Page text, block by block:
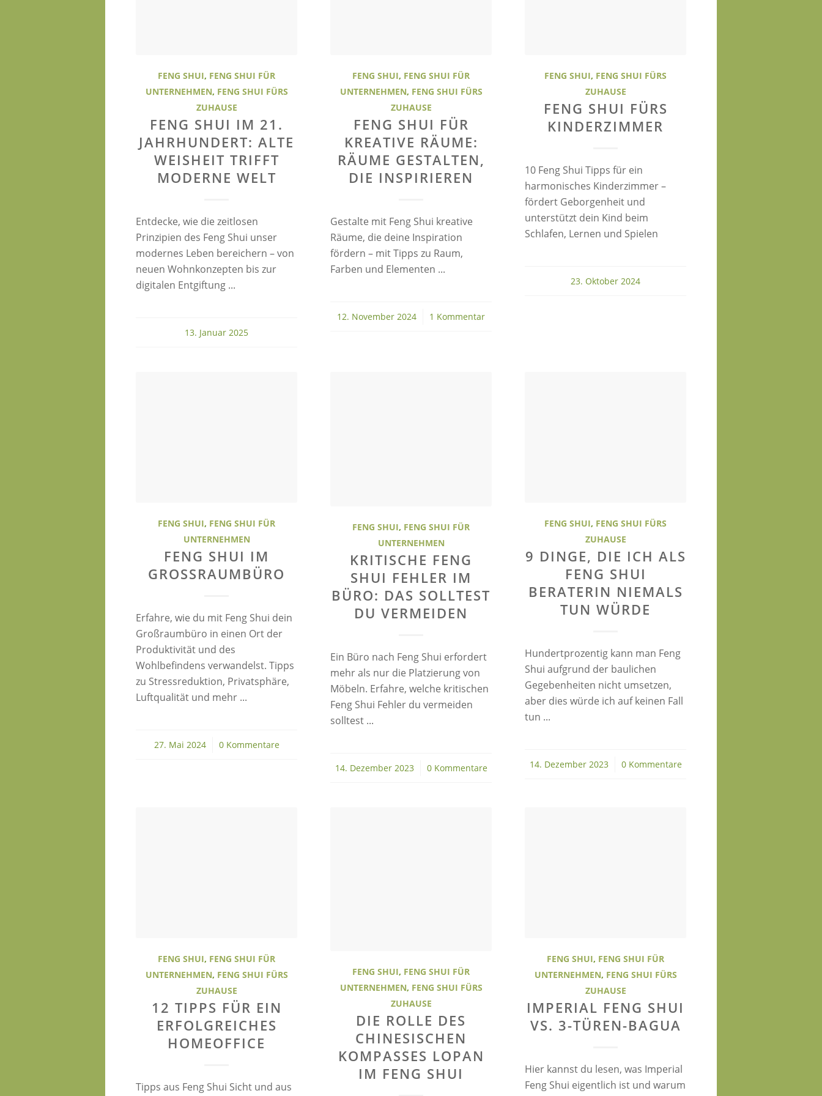
FENG SHUI, FENG SHUI FÜR
UNTERNEHMEN, FENG SHUI FÜRS
ZUHAUSE
FENG SHUI IM 21.
JAHRHUNDERT: ALTE
WEISHEIT TRIFFT
MODERNE WELT
Entdecke, wie die zeitlosen
Prinzipien des Feng Shui unser
modernes Leben bereichern – von
neuen Wohnkonzepten bis zur
digitalen Entgiftung ...
13. Januar 2025
FENG SHUI, FENG SHUI FÜR
UNTERNEHMEN, FENG SHUI FÜRS
ZUHAUSE
FENG SHUI FÜR
KREATIVE RÄUME:
RÄUME GESTALTEN,
DIE INSPIRIEREN
Gestalte mit Feng Shui kreative
Räume, die deine Inspiration
fördern – mit Tipps zu Raum,
Farben und Elementen ...
12. November 2024
/ 1 Kommentar
FENG SHUI, FENG SHUI FÜRS
ZUHAUSE
FENG SHUI FÜRS
KINDERZIMMER
10 Feng Shui Tipps für ein
harmonisches Kinderzimmer –
fördert Geborgenheit und
unterstützt dein Kind beim
Schlafen, Lernen und Spielen
23. Oktober 2024
FENG SHUI, FENG SHUI FÜR
UNTERNEHMEN
FENG SHUI IM
GROSSRAUMBÜRO
Erfahre, wie du mit Feng Shui dein
Großraumbüro in einen Ort der
Produktivität und des
Wohlbefindens verwandelst. Tipps
zu Stressreduktion, Privatsphäre,
Luftqualität und mehr ...
27. Mai 2024
/ 0 Kommentare
FENG SHUI, FENG SHUI FÜR
UNTERNEHMEN
KRITISCHE FENG
SHUI FEHLER IM
BÜRO: DAS SOLLTEST
DU VERMEIDEN
Ein Büro nach Feng Shui erfordert
mehr als nur die Platzierung von
Möbeln. Erfahre, welche kritischen
Feng Shui Fehler du vermeiden
solltest ...
14. Dezember 2023
/ 0 Kommentare
FENG SHUI, FENG SHUI FÜRS
ZUHAUSE
9 DINGE, DIE ICH ALS
FENG SHUI
BERATERIN NIEMALS
TUN WÜRDE
Hundertprozentig kann man Feng
Shui aufgrund der baulichen
Gegebenheiten nicht umsetzen,
aber dies würde ich auf keinen Fall
tun ...
14. Dezember 2023
/ 0 Kommentare
FENG SHUI, FENG SHUI FÜR
UNTERNEHMEN, FENG SHUI FÜRS
ZUHAUSE
12 TIPPS FÜR EIN
ERFOLGREICHES
HOMEOFFICE
Tipps aus Feng Shui Sicht und aus
FENG SHUI, FENG SHUI FÜR
UNTERNEHMEN, FENG SHUI FÜRS
ZUHAUSE
DIE ROLLE DES
CHINESISCHEN
KOMPASSES LOPAN
IM FENG SHUI
FENG SHUI, FENG SHUI FÜR
UNTERNEHMEN, FENG SHUI FÜRS
ZUHAUSE
IMPERIAL FENG SHUI
VS. 3-TÜREN-BAGUA
Hier kannst du lesen, was Imperial
Feng Shui eigentlich ist und warum